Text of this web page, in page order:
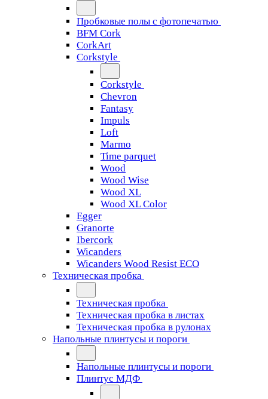
Пробковые полы с фотопечатью
BFM Cork
CorkArt
Corkstyle
Corkstyle
Chevron
Fantasy
Impuls
Loft
Marmo
Time parquet
Wood
Wood Wise
Wood XL
Wood XL Color
Egger
Granorte
Ibercork
Wicanders
Wicanders Wood Resist ECO
Техническая пробка
Техническая пробка
Техническая пробка в листах
Техническая пробка в рулонах
Напольные плинтусы и пороги
Напольные плинтусы и пороги
Плинтус МДФ